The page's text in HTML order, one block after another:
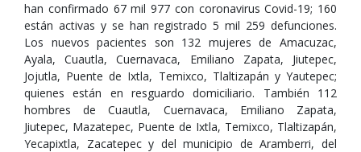
han confirmado 67 mil 977 con coronavirus Covid-19; 160
están activas y se han registrado 5 mil 259 defunciones.
Los nuevos pacientes son 132 mujeres de Amacuzac,
Ayala, Cuautla, Cuernavaca, Emiliano Zapata, Jiutepec,
Jojutla, Puente de Ixtla, Temixco, Tlaltizapán y Yautepec;
quienes están en resguardo domiciliario. También 112
hombres de Cuautla, Cuernavaca, Emiliano Zapata,
Jiutepec, Mazatepec, Puente de Ixtla, Temixco, Tlaltizapán,
Yecapixtla, Zacatepec y del municipio de Aramberri, del